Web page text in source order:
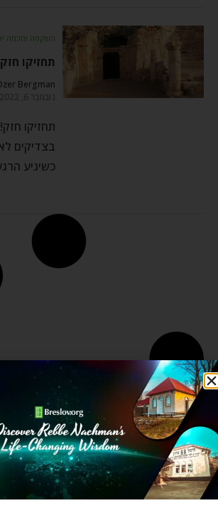
השקפה וחכמה
תחזיקו
Bergman
נובמבר 6, 2022
תחזיקו
בצדיקים
כשיגיע